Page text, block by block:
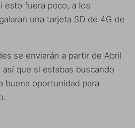
esto fuera poco, a los
una tarjeta SD de 4G de
se enviarán a partir de Abril
que si estabas buscando
buena oportunidad para